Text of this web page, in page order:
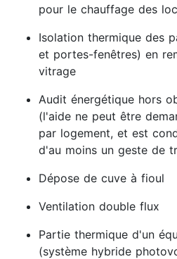
pour le chauffage des
Isolation thermique des
et portes-fenêtres) en
vitrage
Audit énergétique hors
(l'aide ne peut être
par logement, et est
d'au moins un geste de
Dépose de cuve à fioul
Ventilation double flux
Partie thermique d'un
(système hybride